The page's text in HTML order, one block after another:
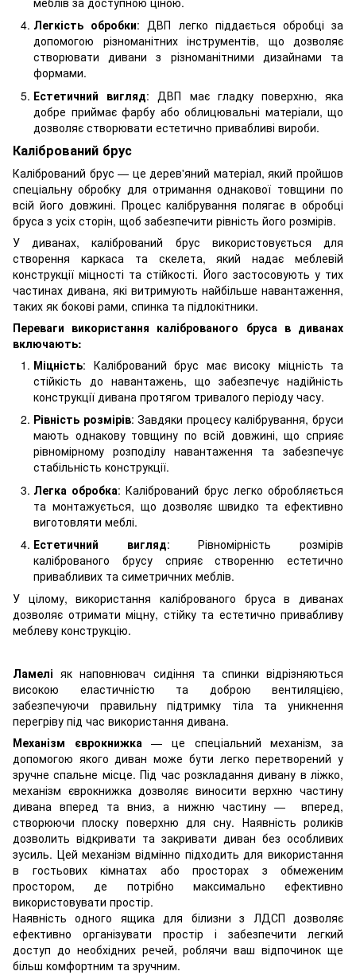
Легкість обробки: ДВП легко піддається обробці за
допомогою різноманітних інструментів, що дозволяє
створювати дивани з різноманітними дизайнами та
формами.
Естетичний вигляд: ДВП має гладку поверхню, яка
добре приймає фарбу або облицювальні матеріали, що
дозволяє створювати естетично привабливі вироби.
Калібрований брус
Калібрований брус — це дерев'яний матеріал, який пройшов
спеціальну обробку для отримання однакової товщини по
всій його довжині. Процес калібрування полягає в обробці
бруса з усіх сторін, щоб забезпечити рівність його розмірів.
У диванах, калібрований брус використовується для
створення каркаса та скелета, який надає меблевій
конструкції міцності та стійкості. Його застосовують у тих
частинах дивана, які витримують найбільше навантаження,
таких як бокові рами, спинка та підлокітники.
Переваги використання каліброваного бруса в диванах
включають:
Міцність: Калібрований брус має високу міцність та
стійкість до навантажень, що забезпечує надійність
конструкції дивана протягом тривалого періоду часу.
Рівність розмірів: Завдяки процесу калібрування, бруси
мають однакову товщину по всій довжині, що сприяє
рівномірному розподілу навантаження та забезпечує
стабільність конструкції.
Легка обробка: Калібрований брус легко обробляється
та монтажується, що дозволяє швидко та ефективно
виготовляти меблі.
Естетичний вигляд: Рівномірність розмірів
каліброваного брусу сприяє створенню естетично
привабливих та симетричних меблів.
У цілому, використання каліброваного бруса в диванах
дозволяє отримати міцну, стійку та естетично привабливу
меблеву конструкцію.
Ламеліяк наповнювач сидіння та спинки відрізняються
високою еластичністю та доброю вентиляцією,
забезпечуючи правильну підтримку тіла та уникнення
перегріву під час використання дивана.
Механізм єврокнижка— це спеціальний механізм, за
допомогою якого диван може бути легко перетворений у
зручне спальне місце. Під час розкладання дивану в ліжко,
механізм єврокнижка дозволяє виносити верхню частину
дивана вперед та вниз, а нижню частину — вперед,
створюючи плоску поверхню для сну. Наявність роликів
дозволить відкривати та закривати диван без особливих
зусиль. Цей механізм відмінно підходить для використання
в гостьових кімнатах або просторах з обмеженим
простором, де потрібно максимально ефективно
використовувати простір.
Наявність одного ящика для білизни з ЛДСП дозволяє
ефективно організувати простір і забезпечити легкий
доступ до необхідних речей, роблячи ваш відпочинок ще
більш комфортним та зручним.